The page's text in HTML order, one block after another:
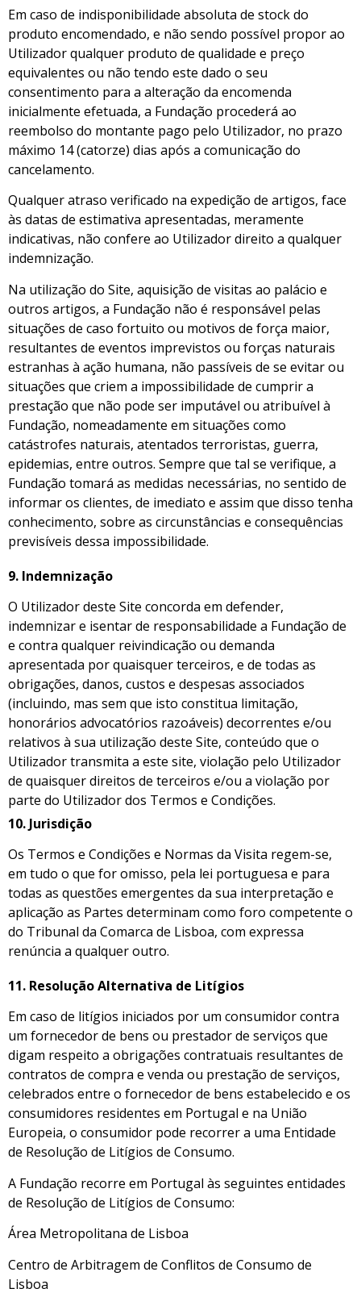
Em caso de indisponibilidade absoluta de stock do
produto encomendado, e não sendo possível propor ao
Utilizador qualquer produto de qualidade e preço
equivalentes ou não tendo este dado o seu
consentimento para a alteração da encomenda
inicialmente efetuada, a Fundação procederá ao
reembolso do montante pago pelo Utilizador, no prazo
máximo 14 (catorze) dias após a comunicação do
cancelamento.
Qualquer atraso verificado na expedição de artigos, face
às datas de estimativa apresentadas, meramente
indicativas, não confere ao Utilizador direito a qualquer
indemnização.
Na utilização do Site, aquisição de visitas ao palácio e
outros artigos, a Fundação não é responsável pelas
situações de caso fortuito ou motivos de força maior,
resultantes de eventos imprevistos ou forças naturais
estranhas à ação humana, não passíveis de se evitar ou
situações que criem a impossibilidade de cumprir a
prestação que não pode ser imputável ou atribuível à
Fundação, nomeadamente em situações como
catástrofes naturais, atentados terroristas, guerra,
epidemias, entre outros. Sempre que tal se verifique, a
Fundação tomará as medidas necessárias, no sentido de
informar os clientes, de imediato e assim que disso tenha
conhecimento, sobre as circunstâncias e consequências
previsíveis dessa impossibilidade.
9. Indemnização
O Utilizador deste Site concorda em defender,
indemnizar e isentar de responsabilidade a Fundação de
e contra qualquer reivindicação ou demanda
apresentada por quaisquer terceiros, e de todas as
obrigações, danos, custos e despesas associados
(incluindo, mas sem que isto constitua limitação,
honorários advocatórios razoáveis) decorrentes e/ou
relativos à sua utilização deste Site, conteúdo que o
Utilizador transmita a este site, violação pelo Utilizador
de quaisquer direitos de terceiros e/ou a violação por
parte do Utilizador dos Termos e Condições.
10. Jurisdição
Os Termos e Condições e Normas da Visita regem-se,
em tudo o que for omisso, pela lei portuguesa e para
todas as questões emergentes da sua interpretação e
aplicação as Partes determinam como foro competente o
do Tribunal da Comarca de Lisboa, com expressa
renúncia a qualquer outro.
11. Resolução Alternativa de Litígios
Em caso de litígios iniciados por um consumidor contra
um fornecedor de bens ou prestador de serviços que
digam respeito a obrigações contratuais resultantes de
contratos de compra e venda ou prestação de serviços,
celebrados entre o fornecedor de bens estabelecido e os
consumidores residentes em Portugal e na União
Europeia, o consumidor pode recorrer a uma Entidade
de Resolução de Litígios de Consumo.
A Fundação recorre em Portugal às seguintes entidades
de Resolução de Litígios de Consumo:
Área Metropolitana de Lisboa
Centro de Arbitragem de Conflitos de Consumo de
Lisboa